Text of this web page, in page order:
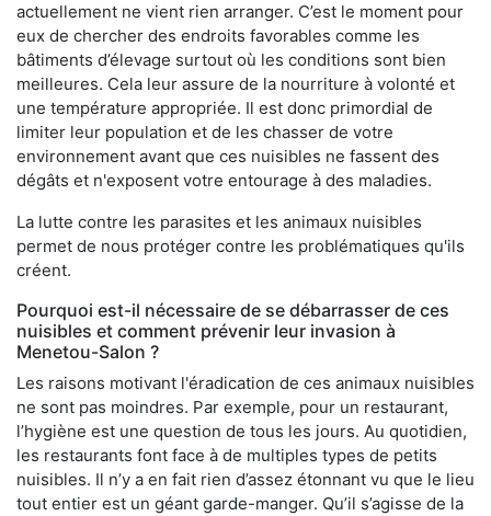
actuellement ne vient rien arranger. C’est le moment pour
eux de chercher des endroits favorables comme les
bâtiments d’élevage surtout où les conditions sont bien
meilleures. Cela leur assure de la nourriture à volonté et
une température appropriée. Il est donc primordial de
limiter leur population et de les chasser de votre
environnement avant que ces nuisibles ne fassent des
dégâts et n'exposent votre entourage à des maladies.
La lutte contre les parasites et les animaux nuisibles
permet de nous protéger contre les problématiques qu'ils
créent.
Pourquoi est-il nécessaire de se débarrasser de ces
nuisibles et comment prévenir leur invasion à
Menetou-Salon ?
Les raisons motivant l'éradication de ces animaux nuisibles
ne sont pas moindres. Par exemple, pour un restaurant,
l’hygiène est une question de tous les jours. Au quotidien,
les restaurants font face à de multiples types de petits
nuisibles. Il n’y a en fait rien d’assez étonnant vu que le lieu
tout entier est un géant garde-manger. Qu’il s’agisse de la